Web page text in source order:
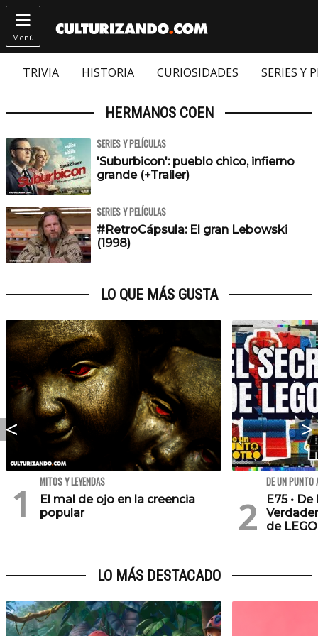

Menú
TRIVIA HISTORIA CURIOSIDADES SERIES Y
HERMANOS COEN
SERIES Y PELÍCULAS
'Suburbicon': pueblo chico, infierno
grande (+Trailer)
SERIES Y PELÍCULAS
#RetroCápsula: El gran Lebowski
(1998)
LO QUE MÁS GUSTA
MITOS Y LEYENDAS
El mal de ojo en la creencia
popular
DE UN PUNTO
E75 •
de
LO MÁS DESTACADO